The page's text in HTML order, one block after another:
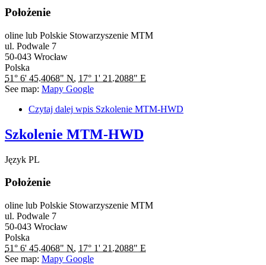
Położenie
oline lub Polskie Stowarzyszenie MTM
ul. Podwale 7
50-043 Wrocław
Polska
51° 6' 45.4068" N, 17° 1' 21.2088" E
See map: Mapy Google
Czytaj dalej wpis Szkolenie MTM-HWD
Szkolenie MTM-HWD
Język PL
Położenie
oline lub Polskie Stowarzyszenie MTM
ul. Podwale 7
50-043 Wrocław
Polska
51° 6' 45.4068" N, 17° 1' 21.2088" E
See map: Mapy Google